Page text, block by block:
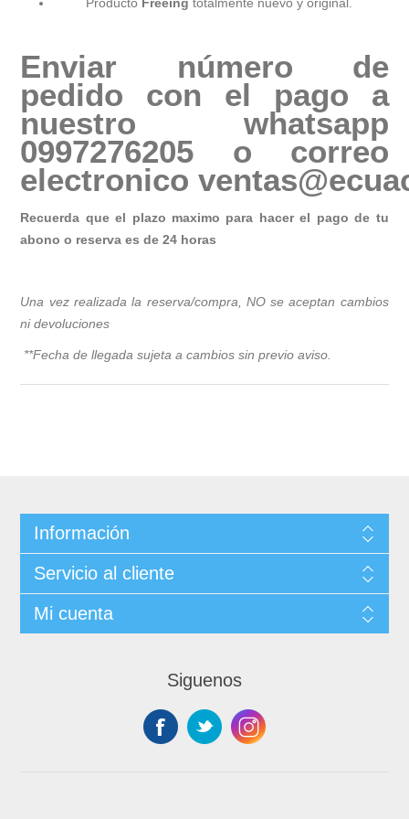
Enviar número de
pedido con el pago a
nuestro whatsapp
0997276205 o correo
electronico
Recuerda que el plazo maximo para hacer el pago de tu
abono o reserva es de 24 horas
Una vez realizada la reserva/compra, NO se aceptan cambios
ni devoluciones
**Fecha de llegada sujeta a cambios sin previo aviso.
Información
Servicio al cliente
Mi cuenta
Siguenos